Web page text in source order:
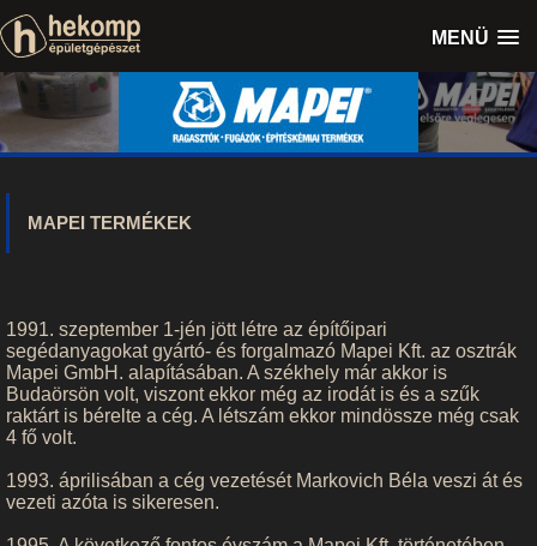
MENÜ
MAPEI TERMÉKEK
1991. szeptember 1-jén jött létre az építőipari
segédanyagokat gyártó- és forgalmazó Mapei Kft. az osztrák
Mapei GmbH. alapításában. A székhely már akkor is
Budaörsön volt, viszont ekkor még az irodát is és a szűk
raktárt is bérelte a cég. A létszám ekkor mindössze még csak
4 fő volt.
1993. áprilisában a cég vezetését Markovich Béla veszi át és
vezeti azóta is sikeresen.